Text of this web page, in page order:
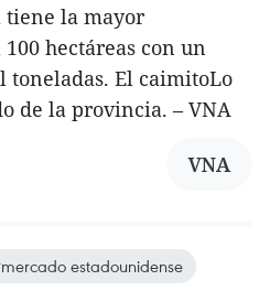
tiene la mayor
hectáreas con un
El caimitoLo
de la provincia. – VNA
VNA
estadounidense